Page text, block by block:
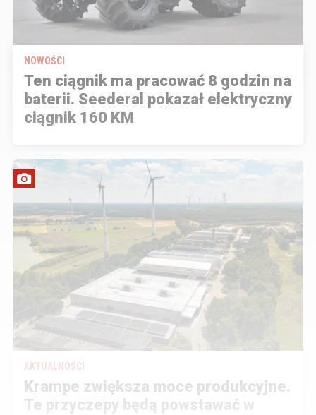
NOWOŚCI
Ten ciągnik ma pracować 8 godzin na
baterii. Seederal pokazał elektryczny
ciągnik 160 KM
AKTUALNOŚCI
Krampe zwiększa moce produkcyjne.
Te przyczepy będą powstawać w